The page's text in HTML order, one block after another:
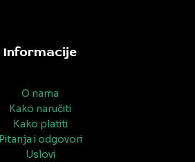
Informacije
O nama
Kako naručiti
Kako platiti
Pitanja i odgovori
Uslovi